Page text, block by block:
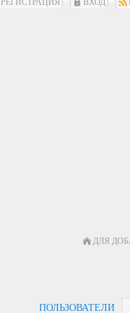
РЕГИСТРАЦИЯ ВХОД
ДЛЯ
ПОЛЬЗОВАТЕЛИ